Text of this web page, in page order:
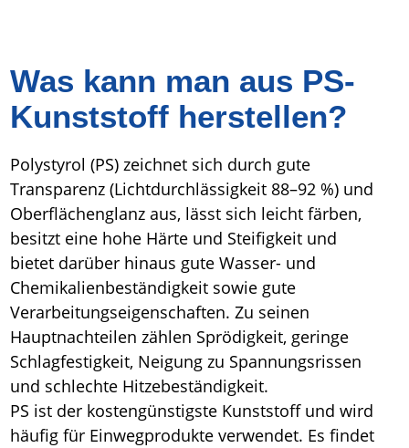
Was kann man aus PS-
Kunststoff herstellen?
Polystyrol (PS) zeichnet sich durch gute
Transparenz (Lichtdurchlässigkeit 88–92 %) und
Oberflächenglanz aus, lässt sich leicht färben,
besitzt eine hohe Härte und Steifigkeit und
bietet darüber hinaus gute Wasser- und
Chemikalienbeständigkeit sowie gute
Verarbeitungseigenschaften. Zu seinen
Hauptnachteilen zählen Sprödigkeit, geringe
Schlagfestigkeit, Neigung zu Spannungsrissen
und schlechte Hitzebeständigkeit.
PS ist der kostengünstigste Kunststoff und wird
häufig für Einwegprodukte verwendet. Es findet